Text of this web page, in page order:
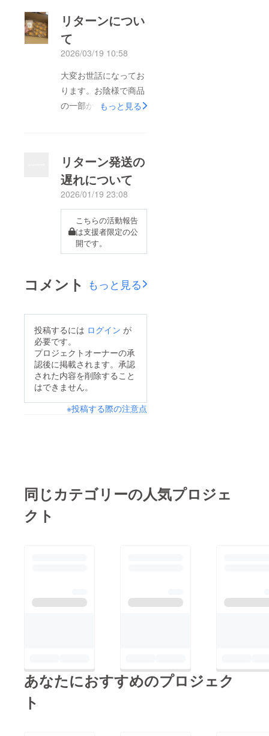
リターンについ
て
2026/03/19 10:58
大変お世話になってお
ります。お陰様で商品
の一部が納品されまし
りも製造が遅れてお
り、皆さまへのリター
ン分の在庫を確保でき
ていない状況です。支
援者の皆様にはお待た
せして大変申し訳ない
のですが、リターン発
始させていただきたい
しいのですが、リター
ン発送まで、今しばら
くお待ちいただくよう
にお願いします。権化
もっと見る
リターン発送の
遅れについて
2026/01/19 23:08
こちらの活動報告
は支援者限定の公
開です。
コメント もっと見る
投稿するには ログイン が
必要です。
プロジェクトオーナーの承
認後に掲載されます。承認
された内容を削除すること
はできません。
※投稿する際の注意点
同じカテゴリーの人気プロジェ
クト
あなたにおすすめのプロジェク
ト